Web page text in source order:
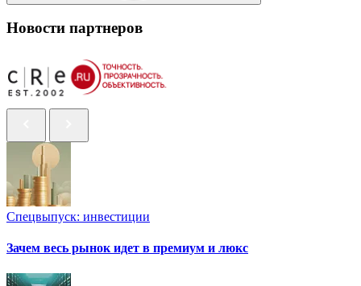
Новости партнеров
Спецвыпуск: инвестиции
Зачем весь рынок идет в премиум и люкс